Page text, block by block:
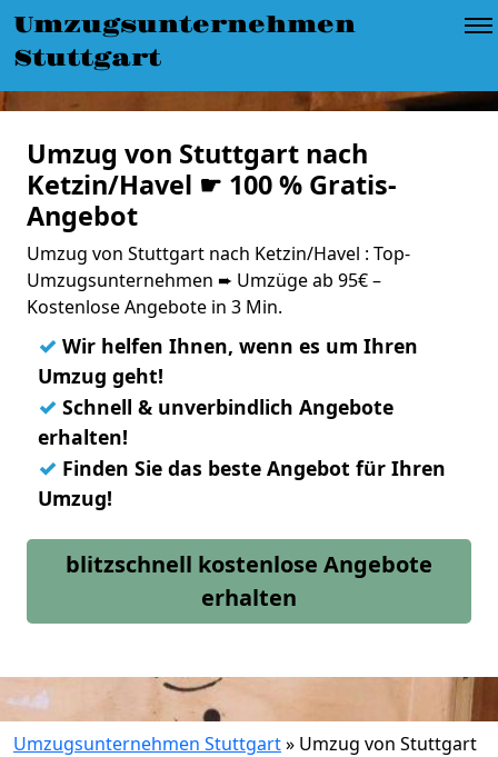
Umzugsunternehmen
Stuttgart
Umzug von Stuttgart nach
Ketzin/Havel ☛ 100 % Gratis-
Angebot
Umzug von Stuttgart nach Ketzin/Havel : Top-
Umzugsunternehmen ➨ Umzüge ab 95€ –
Kostenlose Angebote in 3 Min.
✓ Wir helfen Ihnen, wenn es um Ihren
Umzug geht!
✓ Schnell & unverbindlich Angebote
erhalten!
✓ Finden Sie das beste Angebot für Ihren
Umzug!
blitzschnell kostenlose Angebote
erhalten
Umzugsunternehmen Stuttgart» Umzug von Stuttgart